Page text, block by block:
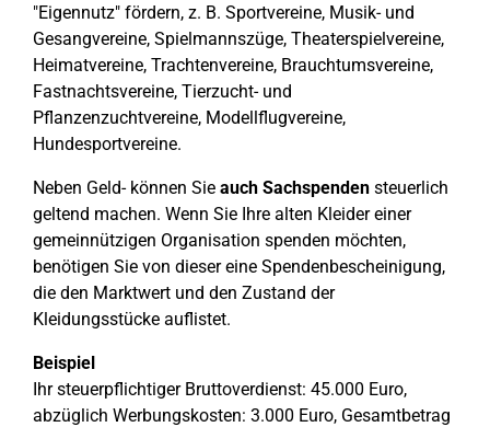
"Eigennutz" fördern, z. B. Sportvereine, Musik- und
Gesangvereine, Spielmannszüge, Theaterspielvereine,
Heimatvereine, Trachtenvereine, Brauchtumsvereine,
Fastnachtsvereine, Tierzucht- und
Pflanzenzuchtvereine, Modellflugvereine,
Hundesportvereine.
Neben Geld- können Sie auch Sachspenden steuerlich
geltend machen. Wenn Sie Ihre alten Kleider einer
gemeinnützigen Organisation spenden möchten,
benötigen Sie von dieser eine Spendenbescheinigung,
die den Marktwert und den Zustand der
Kleidungsstücke auflistet.
Beispiel
Ihr steuerpflichtiger Bruttoverdienst: 45.000 Euro,
abzüglich Werbungskosten: 3.000 Euro, Gesamtbetrag